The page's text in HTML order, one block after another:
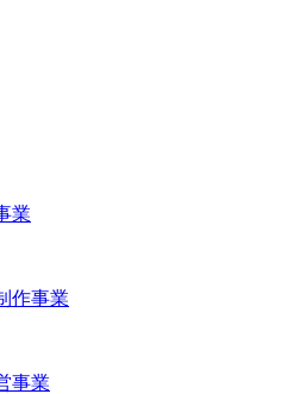
業
作事業
事業